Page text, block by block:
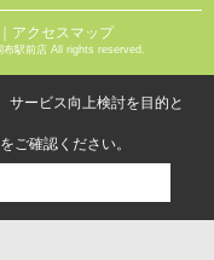
｜アクセスマップ
駅前店 All rights reserved.
サービス向上検討を目的と
をご確認ください。